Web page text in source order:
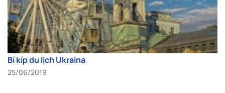
Bí kíp du lịch Ukraina
25/06/2019